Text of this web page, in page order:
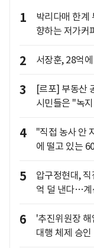
1
박리다매 한계
향하는 저가커
2 서장훈, 28억
3
[르포] 부동산
시민들은 "녹
4
"직접 농사 안
에 떨고 있는
5
압구정현대,
억 덜 낸다…계
6
'추진위원장
대행 체제 승인